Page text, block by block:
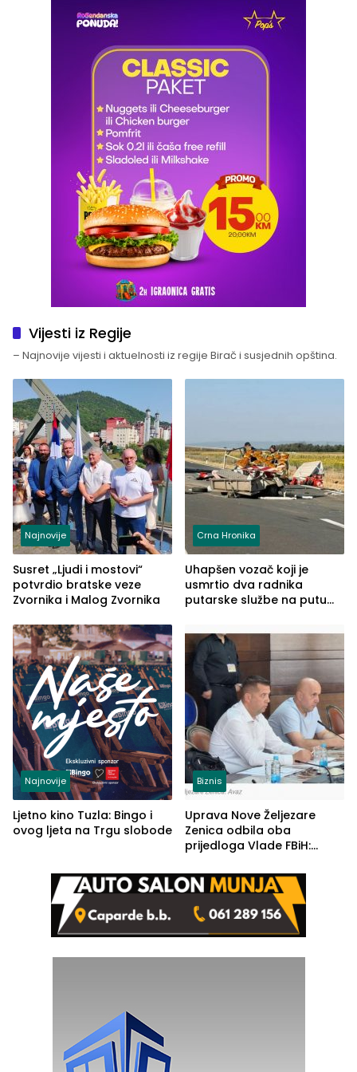
Vijesti iz Regije
– Najnovije vijesti i aktuelnosti iz regije Birač i susjednih opština.
Najnovije
Susret „Ljudi i mostovi“
potvrdio bratske veze
Zvornika i Malog Zvornika
Crna Hronika
Uhapšen vozač koji je
usmrtio dva radnika
putarske službe na putu
(FOTO)
Najnovije
Ljetno kino Tuzla: Bingo i
ovog ljeta na Trgu slobode
Biznis
Uprava Nove Željezare
Zenica odbila oba
prijedloga Vlade FBiH:
rješenje